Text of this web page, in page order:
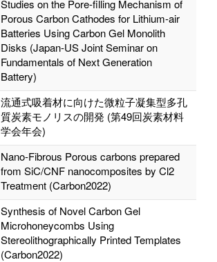
Studies on the Pore-filling Mechanism of
Porous Carbon Cathodes for Lithium-air
Batteries Using Carbon Gel Monolith
Disks (Japan-US Joint Seminar on
Fundamentals of Next Generation
Battery)
流通式吸着材に向けた微粒子凝集型多孔
質炭素モノリスの開発 (第49回炭素材料
学会年会)
Nano-Fibrous Porous carbons prepared
from SiC/CNF nanocomposites by Cl2
Treatment (Carbon2022)
Synthesis of Novel Carbon Gel
Microhoneycombs Using
Stereolithographically Printed Templates
(Carbon2022)